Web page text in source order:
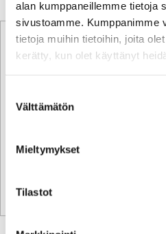
alan kumppaneillemme tietoja
sivustoamme. Kumppanimme
tietoja muihin tietoihin, joita
kerätty, kun olet käyttänyt
valinta
Välttämätön
Mieltymykset
Tilastot
Haettava tontti
Haettava tontti,
529 - kaup.osa/kylä - kortteli/